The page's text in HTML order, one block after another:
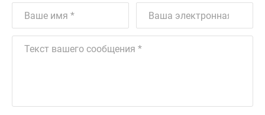
ипотека
#рассрочка
ИТ-
ипотека